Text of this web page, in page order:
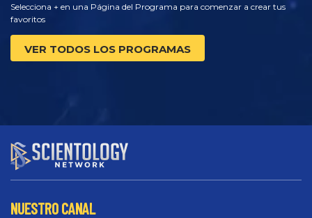
Selecciona + en una Página del Programa para comenzar a crear tus
favoritos
VER TODOS LOS PROGRAMAS
NUESTRO CANAL